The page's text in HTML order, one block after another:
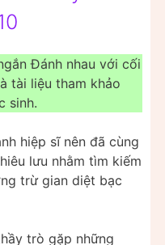
Đánh nhau với cối
tài liệu tham khảo
sinh.
hiệp sĩ nên đã cùng
lưu nhằm tìm kiếm
trừ gian diệt bạc
trò gặp những